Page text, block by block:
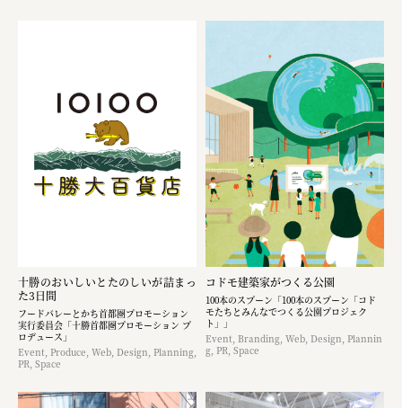
十勝のおいしいとたのしいが詰まっ
た3日間
フードバレーとかち首都圏プロモーション
実行委員会「十勝首都圏プロモーション プ
ロデュース」
Event, Produce, Web, Design, Planning,
PR, Space
コドモ建築家がつくる公園
100本のスプーン「100本のスプーン「コド
モたちとみんなでつくる公園プロジェク
ト」」
Event, Branding, Web, Design, Plannin
g, PR, Space